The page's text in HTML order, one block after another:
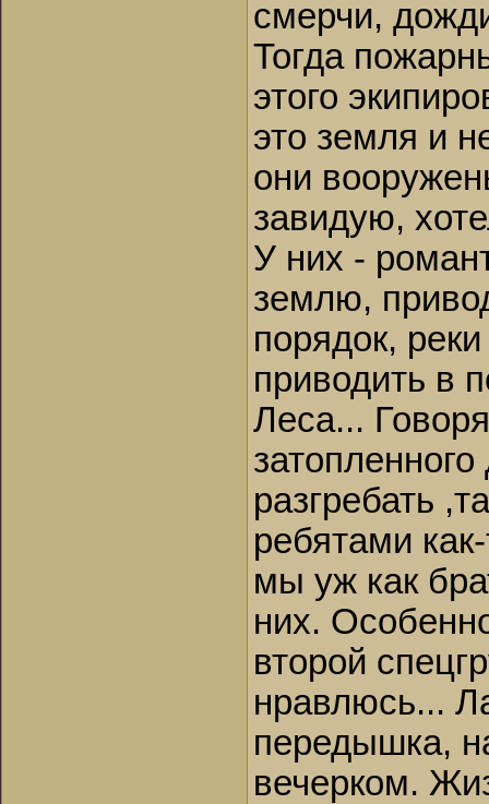
смерчи,
Тогда
этого
это земля и
они
завидую,
У них -
землю,
порядок,
приводить в
Леса...
разгребать
ребятами
мы уж как
них.
второй
нравлюсь...
передышка,
вечерком.